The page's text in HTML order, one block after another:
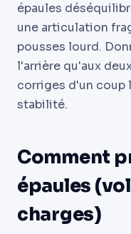
épaules
une articulation
pousses lourd.
l'arrière qu'aux
corriges d'un coup
stabilité.
Comment
épaules
charges)